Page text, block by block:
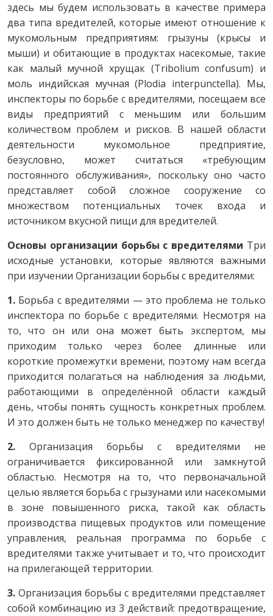
здесь мы будем использовать в качестве примера
два типа вредителей, которые имеют отношение к
мукомольным предприятиям: грызуны (крысы и
мыши) и обитающие в продуктах насекомые, такие
как малый мучной хрущак (Tribolium confusum) и
моль индийская мучная (Plodia interpunctella). Мы,
инспекторы по борьбе с вредителями, посещаем все
виды предприятий с меньшим или большим
количеством проблем и рисков. В нашей области
деятельности мукомольное предприятие,
безусловно, может считаться «требующим
постоянного обслуживания», поскольку оно часто
представляет собой сложное сооружение со
множеством потенциальных точек входа и
источником вкусной пищи для вредителей.
Основы организации борьбы с вредителями Три
исходные установки, которые являются важными
при изучении Организации борьбы с вредителями:
1. Борьба с вредителями — это проблема не только
инспектора по борьбе с вредителями. Несмотря на
то, что он или она может быть экспертом, мы
приходим только через более длинные или
короткие промежутки времени, поэтому нам всегда
приходится полагаться на наблюдения за людьми,
работающими в определённой области каждый
день, чтобы понять сущность конкретных проблем.
И это должен быть не только менеджер по качеству!
2. Организация борьбы с вредителями не
ограничивается фиксированной или замкнутой
областью. Несмотря на то, что первоначальной
целью является борьба с грызунами или насекомыми
в зоне повышенного риска, такой как область
производства пищевых продуктов или помещение
управления, реальная программа по борьбе с
вредителями также учитывает и то, что происходит
на прилегающей территории.
3. Организация борьбы с вредителями представляет
собой комбинацию из 3 действий: предотвращение,